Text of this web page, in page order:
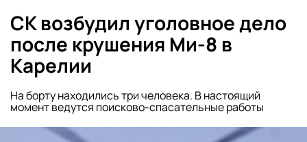
СК возбудил уголовное дело
после крушения Ми-8 в
Карелии
На борту находились три человека. В настоящий
момент ведутся поисково-спасательные работы